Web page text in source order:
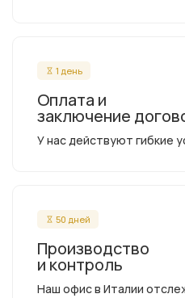
1 день
Оплата и
заключение
У нас действуют гибкие
50 дней
Производство
и контроль
Наш офис в Италии